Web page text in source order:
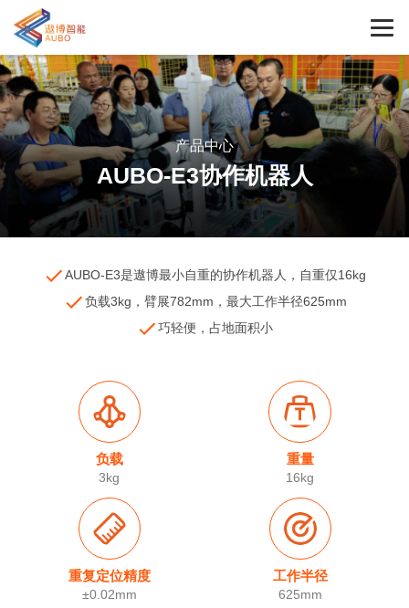
产品中心
AUBO-E3协作机器人
AUBO-E3是遨博最小自重的协作机器人，自重仅16kg
负载3kg，臂展782mm，最大工作半径625mm
巧轻便，占地面积小
负载
3kg
重量
16kg
重复定位精度
±0.02mm
工作半径
625mm